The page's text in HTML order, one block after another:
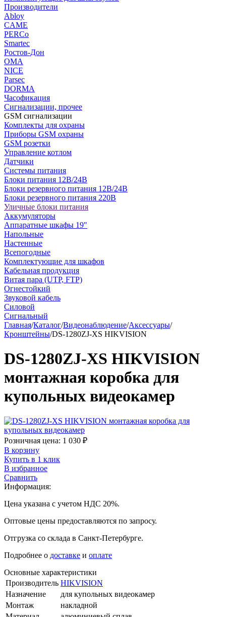
Производители
Abloy
CAME
PERCo
Smartec
Ростов-Дон
ОМА
NICE
Parsec
DORMA
Часофикация
Сигнализации, прочее
GSM сигнализации
Комплекты для охраны
Приборы GSM охраны
GSM розетки
Управление котлом
Датчики
Системы питания
Блоки питания 12В/24В
Блоки резервного питания 12В/24В
Блоки резервного питания 220В
Уличные блоки питания
Аккумуляторы
Аппаратные шкафы 19"
Напольные
Настенные
Всепогодные
Комплектующие для шкафов
Кабельная продукция
Витая пара (UTP, FTP)
Огнестойкий
Звуковой кабель
Силовой
Сигнальный
Главная/Каталог/Видеонаблюдение/Аксессуары/
Кронштейны/DS-1280ZJ-XS HIKVISION
DS-1280ZJ-XS HIKVISION
монтажная коробка для
купольных видеокамер
Розничная цена: 1 030 ₽
В корзину
Купить в 1 клик
В избранное
Сравнить
Информация:
Цена указана с учетом НДС 20%.
Оптовые цены предоставляются по запросу.
Отгрузка со склада в Санкт-Петербурге.
Подробнее о доставке и оплате
Основные характеристики
Производитель HIKVISION
Назначение
для купольных видеокамер
Монтаж
накладной